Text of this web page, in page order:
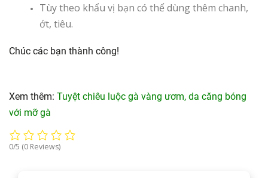
Tùy theo khẩu vị bạn có thể dùng thêm chanh,
ớt, tiêu.
Chúc các bạn thành công!
Xem thêm: Tuyệt chiêu luộc gà vàng ươm, da căng bóng
với mỡ gà
0/5 (0 Reviews)